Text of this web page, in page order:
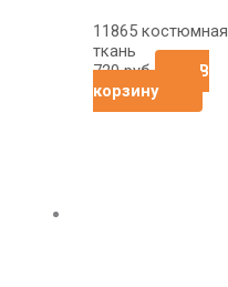
11865 костюмная
ткань
720руб
В
корзину